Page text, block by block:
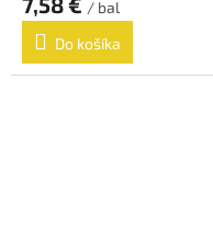
/ bal
Do košíka